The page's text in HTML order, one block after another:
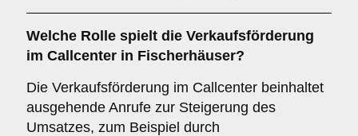
Welche Rolle spielt die Verkaufsförderung
im Callcenter in Fischerhäuser?
Die Verkaufsförderung im Callcenter beinhaltet
ausgehende Anrufe zur Steigerung des
Umsatzes, zum Beispiel durch